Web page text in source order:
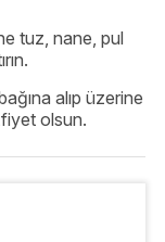
tuz, nane, pul
alıp üzerine
olsun.